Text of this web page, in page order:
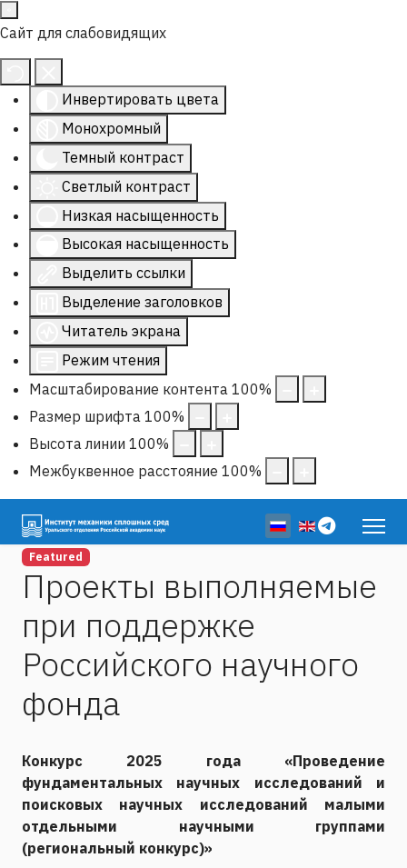
Сайт для слабовидящих
Инвертировать цвета
Монохромный
Темный контраст
Светлый контраст
Низкая насыщенность
Высокая насыщенность
Выделить ссылки
Выделение заголовков
Читатель экрана
Режим чтения
Масштабирование контента 100%
Размер шрифта 100%
Высота линии 100%
Межбуквенное расстояние 100%
Выберите язык
Featured
Проекты выполняемые
при поддержке
Российского научного
фонда
Конкурс 2025 года «Проведение
фундаментальных научных исследований и
поисковых научных исследований малыми
отдельными научными группами
(региональный конкурс)»